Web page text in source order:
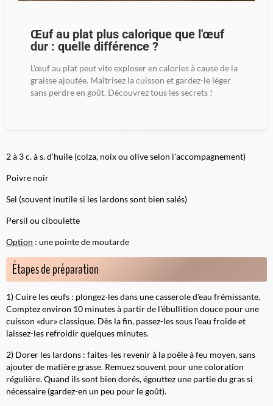
Œuf au plat plus calorique que l'œuf
dur : quelle différence ?
L'œuf au plat peut vite exploser en calories à cause de la
graisse ajoutée. Maîtrisez la cuisson et gardez-le léger
sans perdre en goût. Découvrez tous les secrets !
2 à 3 c. à s. d'huile (colza, noix ou olive selon l'accompagnement)
Poivre noir
Sel (souvent inutile si les lardons sont bien salés)
Persil ou ciboulette
Option : une pointe de moutarde
Étapes de préparation
1) Cuire les œufs : plongez-les dans une casserole d'eau frémissante.
Comptez environ 10 minutes à partir de l'ébullition douce pour une
cuisson «dur» classique. Dès la fin, passez-les sous l'eau froide et
laissez-les refroidir quelques minutes.
2) Dorer les lardons : faites-les revenir à la poêle à feu moyen, sans
ajouter de matière grasse. Remuez souvent pour une coloration
régulière. Quand ils sont bien dorés, égouttez une partie du gras si
nécessaire (gardez-en un peu pour le goût).